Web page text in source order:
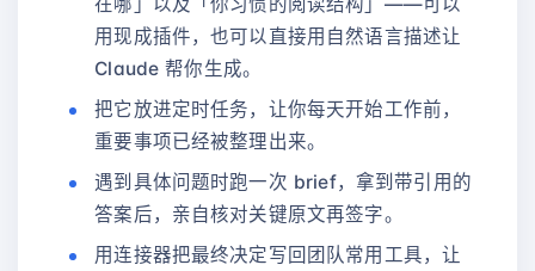
用现成插件，也可以直接用自然语言描述让
Claude 帮你生成。
把它放进定时任务，让你每天开始工作前，
重要事项已经被整理出来。
遇到具体问题时跑一次 brief，拿到带引用的
答案后，亲自核对关键原文再签字。
用连接器把最终决定写回团队常用工具，让